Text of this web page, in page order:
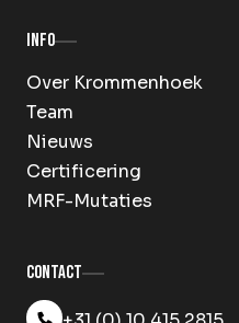
Info
Over Krommenhoek
Team
Nieuws
Certificering
MRF-Mutaties
Contact